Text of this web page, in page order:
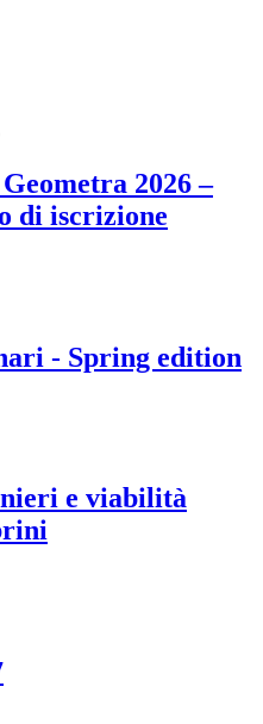
2026 –
di iscrizione
- Spring edition
e viabilità